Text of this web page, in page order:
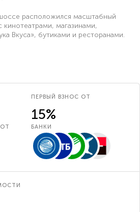
расположился масштабный
кинотеатрами, магазинами,
Вкуса», бутиками и ресторанами.
ПЕРВЫЙ ВЗНОС ОТ
15%
БАНКИ